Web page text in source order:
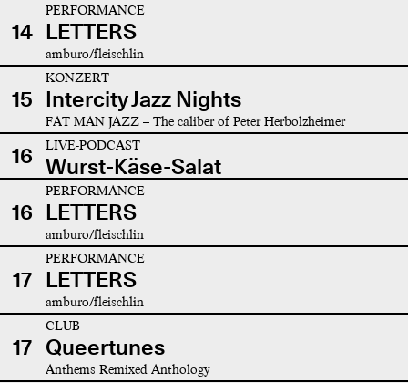
14
PERFORMANCE
LETTERS
amburo/fleischlin
15
KONZERT
Intercity Jazz Nights
FAT MAN JAZZ – The caliber of Peter Herbolzheimer
16 LIVE-PODCAST
Wurst-Käse-Salat
16
PERFORMANCE
LETTERS
amburo/fleischlin
17
PERFORMANCE
LETTERS
amburo/fleischlin
17
CLUB
Queertunes
Anthems Remixed Anthology